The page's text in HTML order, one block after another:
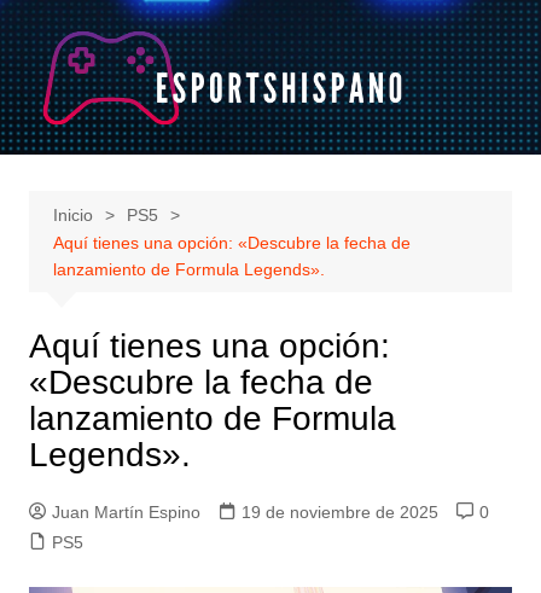
Saltar
al
contenido
Inicio
PS5
Aquí tienes una opción: «Descubre la fecha de
lanzamiento de Formula Legends».
Aquí tienes una opción:
«Descubre la fecha de
lanzamiento de Formula
Legends».
Juan Martín Espino 19 de noviembre de 2025
0
PS5